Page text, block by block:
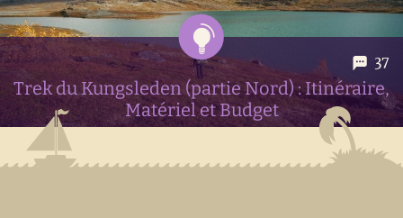
37
Trek du Kungsleden (partie Nord) : Itinéraire,
Matériel et Budget